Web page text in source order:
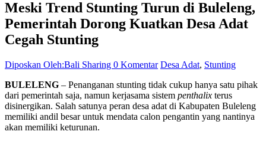
Meski Trend Stunting Turun di Buleleng,
Pemerintah Dorong Kuatkan Desa Adat
Cegah Stunting
Diposkan Oleh:Bali Sharing 0 Komentar Desa Adat, Stunting
BULELENG – Penanganan stunting tidak cukup hanya satu pihak
dari pemerintah saja, namun kerjasama sistem penthalix terus
disinergikan. Salah satunya peran desa adat di Kabupaten Buleleng
memiliki andil besar untuk mendata calon pengantin yang nantinya
akan memiliki keturunan.